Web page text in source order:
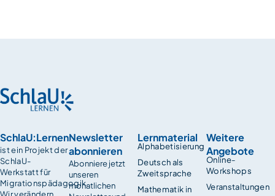
SchlaU:Lernen
ist ein Projekt der
SchlaU-
Werkstatt für
Migrationspädagogik.
Wir verändern
Lernmaterial
Alphabetisierung
Deutsch als
Zweitsprache
Mathematik in
Weitere
Angebote
Online-
Workshops
Veranstaltungen
Newsletter
abonnieren
Abonniere jetzt
unseren
monatlichen